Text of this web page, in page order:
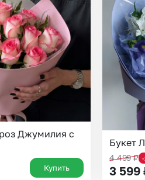
Джумилия с
Купить
Букет
4 499₽
3 599